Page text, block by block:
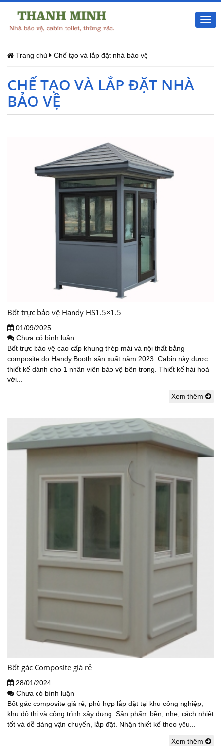
Trang chủ Chế tạo và lắp đặt nhà bảo vệ
CHẾ TẠO VÀ LẮP ĐẶT NHÀ
BẢO VỆ
Bốt trực bảo vệ Handy HS1.5×1.5
01/09/2025
Chưa có bình luận
Bốt trực bảo vệ cao cấp khung thép mái và nội thất bằng
composite do Handy Booth sản xuất năm 2023. Cabin này được
thiết kế dành cho 1 nhân viên bảo vệ bên trong. Thiết kế hài hoà
với...
Xem thêm
Bốt gác Composite giá rẻ
28/01/2024
Chưa có bình luận
Bốt gác composite giá rẻ, phù hợp lắp đặt tại khu công nghiệp,
khu đô thị và công trình xây dựng. Sản phẩm bền, nhẹ, cách nhiệt
tốt và dễ dàng vận chuyển, lắp đặt. Nhận thiết kế theo yêu...
Xem thêm